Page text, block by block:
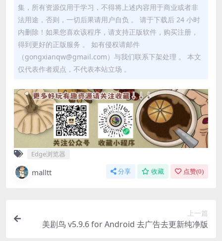
集，所有资源仅用于学习，不得将上述内容用于商业或者非
法用途，否则，一切后果请用户自负 。 请于下载后 24 小时
内删除！如果您喜欢该程序，请支持正版软件，购买注册，
得到更好的正版服务 。 如有侵权请邮件
（gongxianqw@gmail.com）与我们联系下架处理 。 本文
仅代表作者观点，不代表本站立场 。
Edge浏览器
malltt 分享 收藏 点赞(0)
上一篇
美剧鸟 v5.9.6 for Android 去广告去更新纯净版